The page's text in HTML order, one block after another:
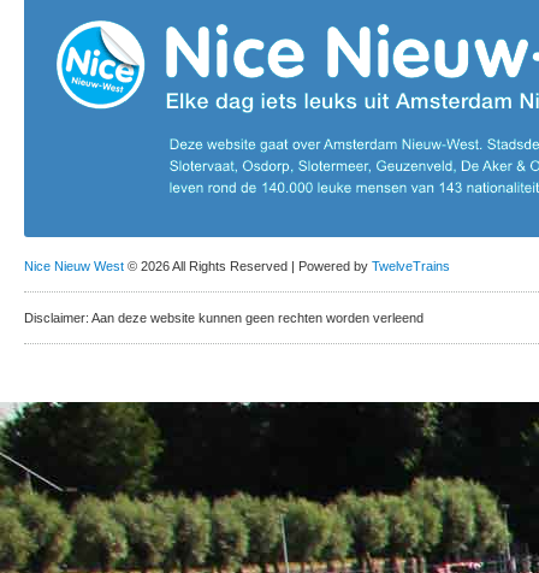
Nice Nieuw West © 2026 All Rights Reserved | Powered by TwelveTrains
Disclaimer: Aan deze website kunnen geen rechten worden verleend